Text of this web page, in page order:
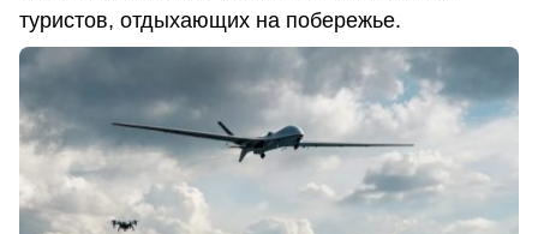
туристов, отдыхающих на побережье.